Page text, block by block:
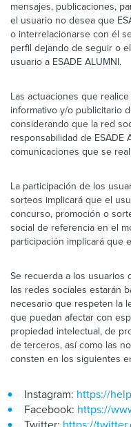
mensajes, publicaciones,
el usuario no desea que
o interrelacionarse con él
perfil dejando de seguir o
usuario a ESADE ALUMNI.
Las actuaciones que
informativo y/o publicitario
considerando que la red
responsabilidad de ESADE
comunicaciones que se
La participación de los
sorteos implicará que el
concurso, promoción o
social de referencia en el
participación implicará que
Se recuerda a los usuarios
las redes sociales estarán
necesario que respeten la
que puedan afectar con
propiedad intelectual, de
de terceros, así como las
consten en los siguientes
Instagram: https://
Facebook: https://